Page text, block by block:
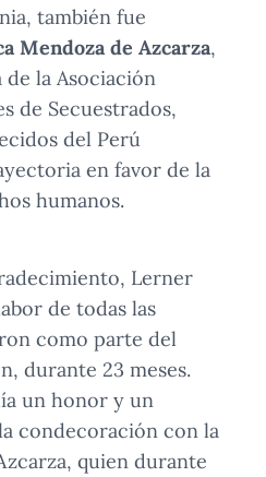
también fue
Mendoza de Azcarza,
la Asociación
de Secuestrados,
del Perú
en favor de la
humanos.
Lerner
de todas las
como parte del
durante 23 meses.
un honor y un
condecoración con la
quien durante